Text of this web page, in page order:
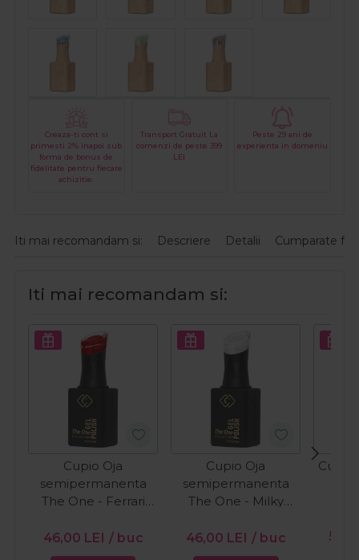
Creaza-ti cont si
primesti 2% inapoi sub
forma de bonus de
fidelitate pentru fiecare
achizitie.
Transport Gratuit La
comenzi de peste 399
LEI
Peste 29 ani de
experienta in domeniu
Iti mai recomandam si: Descriere Detalii Cumparate
Iti mai recomandam si:
Cupio Oja
semipermanenta
The One - Ferrari
46,00 LEI / buc
Cupio Oja
semipermanenta
The One - Milky
46,00 LEI / buc
Cupio